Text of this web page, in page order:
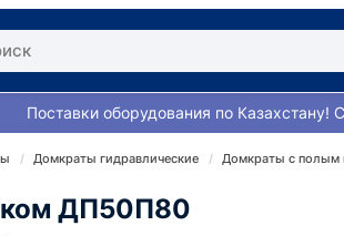
Поставки оборудования по Казахстану!
Домкраты гидравлические Домкраты с полым
ДП50П80